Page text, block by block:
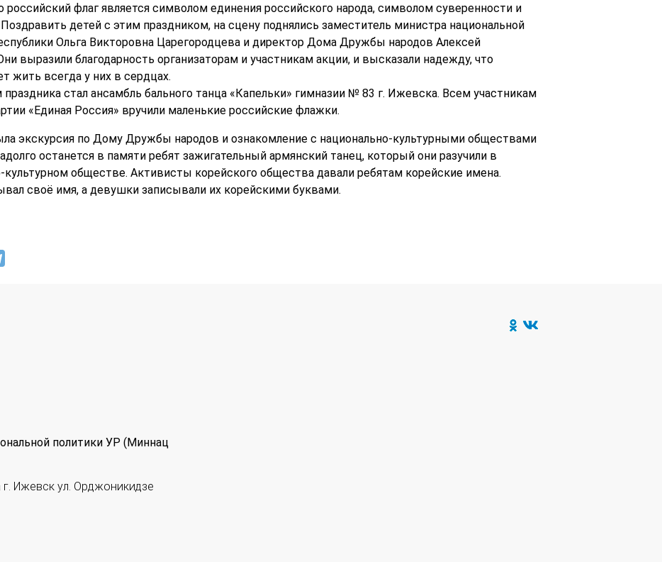
российский флаг является символом единения российского народа, символом суверенности и
детей с этим праздником, на сцену поднялись заместитель министра национальной
Ольга Викторовна Царегородцева и директор Дома Дружбы народов Алексей
выразили благодарность организаторам и участникам акции, и высказали надежду, что
жить всегда у них в сердцах.
стал ансамбль бального танца «Капельки» гимназии № 83 г. Ижевска. Всем участникам
«Единая Россия» вручили маленькие российские флажки.
экскурсия по Дому Дружбы народов и ознакомление с национально-культурными обществами
останется в памяти ребят зажигательный армянский танец, который они разучили в
обществе. Активисты корейского общества давали ребятам корейские имена.
своё имя, а девушки записывали их корейскими буквами.
политики УР (Миннац
г. Ижевск ул. Орджоникидзе